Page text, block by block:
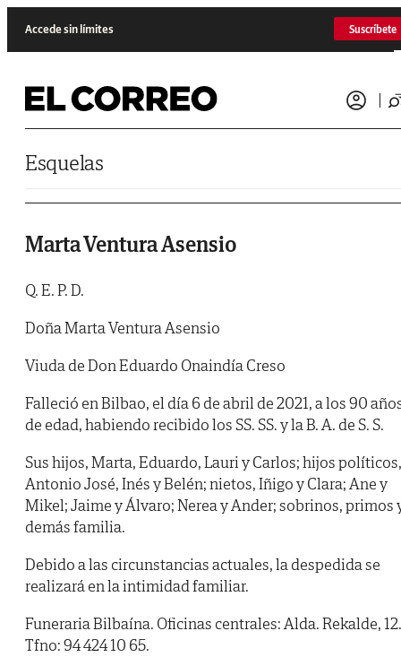
Accede sin límites Suscríbete
Esquelas
Marta Ventura Asensio
Q. E. P. D.
Doña Marta Ventura Asensio
Viuda de Don Eduardo Onaindía Creso
Falleció en Bilbao, el día 6 de abril de 2021, a los 90
de edad, habiendo recibido los SS. SS. y la B. A. de S. S.
Sus hijos, Marta, Eduardo, Lauri y Carlos; hijos políticos,
Antonio José, Inés y Belén; nietos, Iñigo y Clara; Ane y
Mikel; Jaime y Álvaro; Nerea y Ander; sobrinos, primos
demás familia.
Debido a las circunstancias actuales, la despedida se
realizará en la intimidad familiar.
Funeraria Bilbaína. Oficinas centrales: Alda. Rekalde, 12.
Tfno: 94 424 10 65.